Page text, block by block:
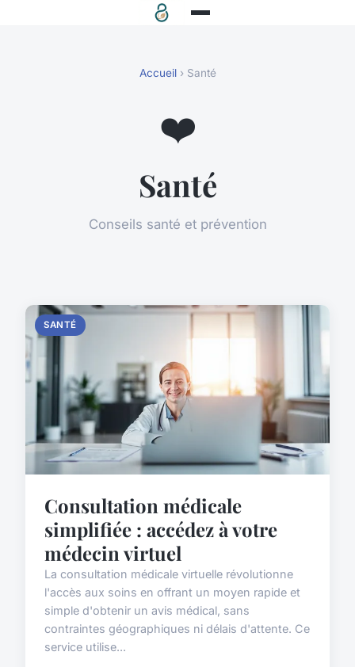
Accueil› Santé
❤️
Santé
Conseils santé et prévention
SANTÉ
Consultation médicale
simplifiée : accédez à votre
médecin virtuel
La consultation médicale virtuelle révolutionne
l'accès aux soins en offrant un moyen rapide et
simple d'obtenir un avis médical, sans
contraintes géographiques ni délais d'attente. Ce
service utilise...